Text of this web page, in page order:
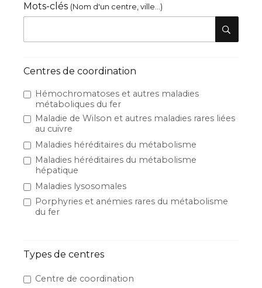
Mots-clés (Nom d'un centre, ville...)
Centres de coordination
Hémochromatoses et autres maladies
métaboliques du fer
Maladie de Wilson et autres maladies rares liées
au cuivre
Maladies héréditaires du métabolisme
Maladies héréditaires du métabolisme
hépatique
Maladies lysosomales
Porphyries et anémies rares du métabolisme
du fer
Types de centres
Centre de coordination